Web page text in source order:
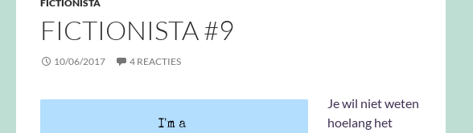
FICTIONISTA
FICTIONISTA #9
10/06/2017 4 REACTIES
Je wil niet weten
hoelang het